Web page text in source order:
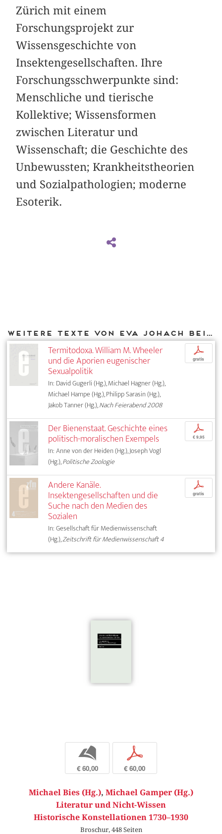
Zürich mit einem
Forschungsprojekt zur
Wissensgeschichte von
Insektengesellschaften. Ihre
Forschungsschwerpunkte sind:
Menschliche und tierische
Kollektive; Wissensformen
zwischen Literatur und
Wissenschaft; die Geschichte des
Unbewussten; Krankheitstheorien
und Sozialpathologien; moderne
Esoterik.
Weitere Texte von Eva Johach bei DIAPHANES
Termitodoxa. William M. Wheeler
und die Aporien eugenischer
Sexualpolitik
In: David Gugerli (Hg.), Michael Hagner (Hg.),
Michael Hampe (Hg.), Philipp Sarasin (Hg.),
Jakob Tanner (Hg.),Nach Feierabend 2008
p
gratis
Der Bienenstaat. Geschichte eines
politisch-moralischen Exempels
In: Anne von der Heiden (Hg.), Joseph Vogl
(Hg.),Politische Zoologie
p
€ 9,95
Andere Kanäle.
Insektengesellschaften und die
Suche nach den Medien des
Sozialen
In: Gesellschaft für Medienwissenschaft
(Hg.),Zeitschrift für Medienwissenschaft 4
p
gratis
b
€ 60,00
p
€ 60,00
Michael Bies (Hg.), Michael Gamper (Hg.)
Literatur und Nicht-Wissen
Historische Konstellationen 1730–1930
Broschur, 448 Seiten